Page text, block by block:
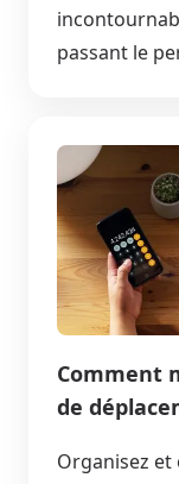
passant le
Comment
de
Organisez